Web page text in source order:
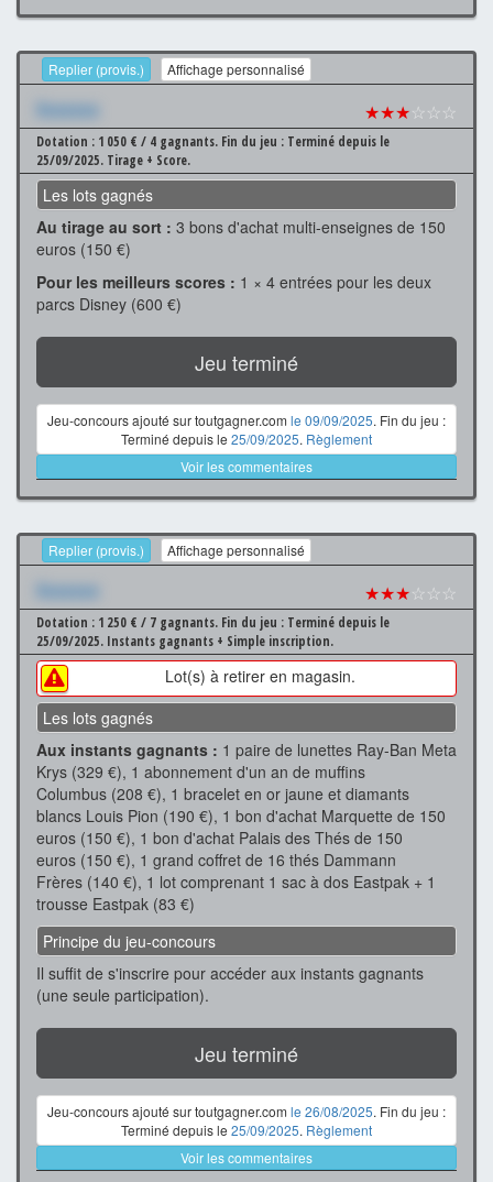
Replier (provis.) Affichage personnalisé
Xxxxxxx ★★★☆☆☆
Dotation : 1 050 € / 4 gagnants. Fin du jeu : Terminé depuis le
25/09/2025. Tirage + Score.
Les lots gagnés
Au tirage au sort : 3 bons d'achat multi-enseignes de 150
euros (150 €)
Pour les meilleurs scores : 1 × 4 entrées pour les deux
parcs Disney (600 €)
Jeu terminé
Jeu-concours ajouté sur toutgagner.com le 09/09/2025. Fin du jeu :
Terminé depuis le 25/09/2025. Règlement
Voir les commentaires
Replier (provis.) Affichage personnalisé
Xxxxxxx ★★★☆☆☆
Dotation : 1 250 € / 7 gagnants. Fin du jeu : Terminé depuis le
25/09/2025. Instants gagnants + Simple inscription.
Lot(s) à retirer en magasin.
Les lots gagnés
Aux instants gagnants : 1 paire de lunettes Ray-Ban Meta
Krys (329 €), 1 abonnement d'un an de muffins
Columbus (208 €), 1 bracelet en or jaune et diamants
blancs Louis Pion (190 €), 1 bon d'achat Marquette de 150
euros (150 €), 1 bon d'achat Palais des Thés de 150
euros (150 €), 1 grand coffret de 16 thés Dammann
Frères (140 €), 1 lot comprenant 1 sac à dos Eastpak + 1
trousse Eastpak (83 €)
Principe du jeu-concours
Il suffit de s'inscrire pour accéder aux instants gagnants
(une seule participation).
Jeu terminé
Jeu-concours ajouté sur toutgagner.com le 26/08/2025. Fin du jeu :
Terminé depuis le 25/09/2025. Règlement
Voir les commentaires